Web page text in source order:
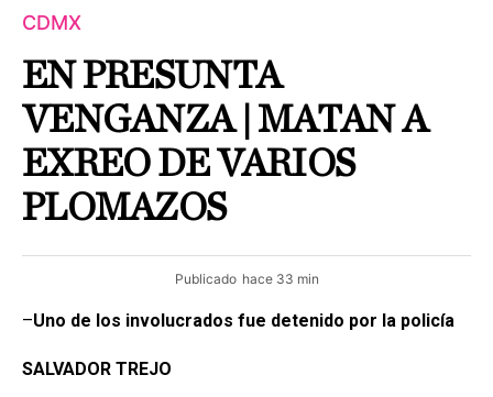
CDMX
EN PRESUNTA
VENGANZA | MATAN A
EXREO DE VARIOS
PLOMAZOS
Publicado hace 33 min
–Uno de los involucrados fue detenido por la policía
SALVADOR TREJO